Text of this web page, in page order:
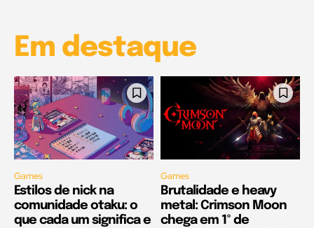
Em destaque
Games
Estilos de nick na
comunidade otaku: o
que cada um significa e
Games
Brutalidade e heavy
metal: Crimson Moon
chega em 1º de